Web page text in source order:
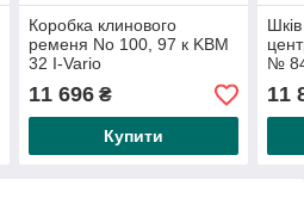
Коробка клинового
ременя No 100, 97 к KBM
32 I-Vario
11 696₴
Купити
№
11